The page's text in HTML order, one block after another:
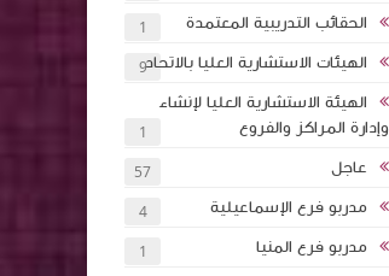
الحقائب التدريبية المعتمدة 1
الهيئات الاستشارية العليا بالاتحاد9
الهيئة الاستشارية العليا لإنشاء
وإدارة المراكز والفروع
1
عاجل 57
مدربو فرع الإسماعيلية 4
مدربو فرع المنيا 1